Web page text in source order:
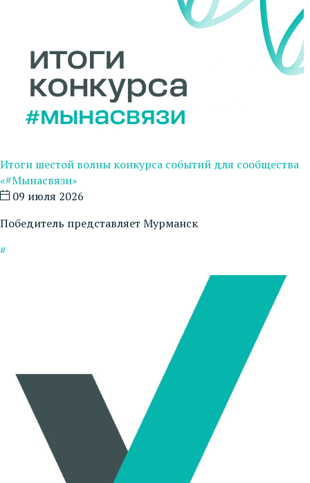
Итоги шестой волны конкурса событий для сообщества
«#Мынасвязи»
09 июля 2026
Победитель представляет Мурманск
#